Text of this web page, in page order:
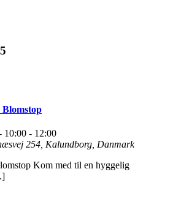
Blomstop
10:00 - 12:00
254, Kalundborg, Danmark
Kom med til en hyggelig